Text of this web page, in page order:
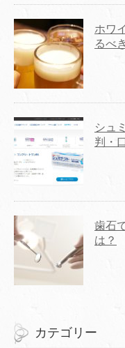
ホワ
るべ
シュ
判・
歯石
は？
カテゴリー